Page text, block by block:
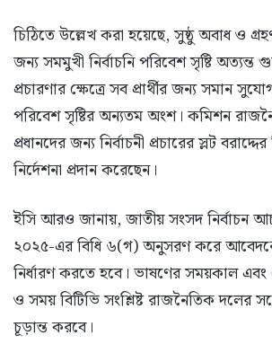
চিঠিতে উল্লেখ করা হয়েছে, সুষ্ঠু অবাধ ও
জন্য সমমুখী নির্বাচনি পরিবেশ সৃষ্টি অত্যন্ত
প্রচারণার ক্ষেত্রে সব প্রার্থীর জন্য সমান
পরিবেশ সৃষ্টির অন্যতম অংশ। কমিশন
প্রধানদের জন্য নির্বাচনী প্রচারের স্লট
নির্দেশনা প্রদান করেছেন।
ইসি আরও জানায়, জাতীয় সংসদ নির্বাচন
২০২৫-এর বিধি ৬(গ) অনুসরণ করে
নির্ধারণ করতে হবে। ভাষণের সময়কাল এবং
ও সময় বিটিভি সংশ্লিষ্ট রাজনৈতিক দলের
চূড়ান্ত করবে।